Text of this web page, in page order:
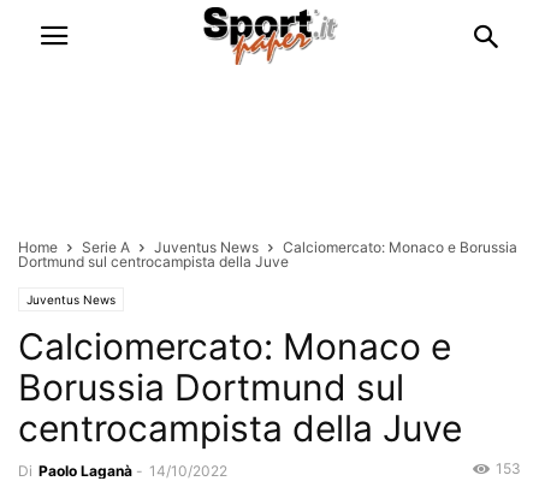
Home Serie A Juventus News
Calciomercato: Monaco e Borussia
Dortmund sul centrocampista della Juve
Juventus News
Calciomercato: Monaco e
Borussia Dortmund sul
centrocampista della Juve
Di Paolo Laganà - 14/10/2022 153